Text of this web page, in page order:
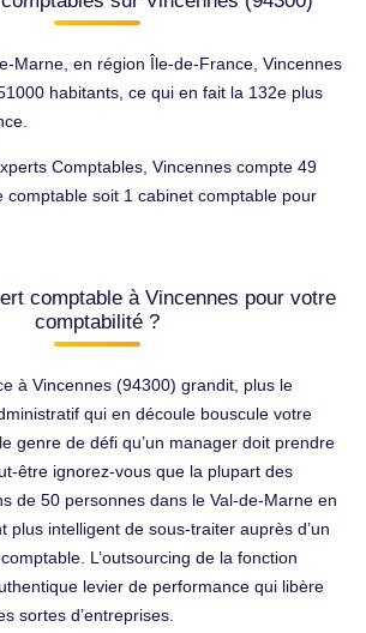
Marne, en région Île-de-France, Vincennes
habitants, ce qui en fait la 132e plus
Comptables, Vincennes compte 49
comptable soit 1 cabinet comptable pour
comptable à Vincennes pour votre
comptabilité ?
à Vincennes (94300) grandit, plus le
qui en découle bouscule votre
genre de défi qu’un manager doit prendre
être ignorez-vous que la plupart des
de 50 personnes dans le Val-de-Marne en
plus intelligent de sous-traiter auprès d’un
L’outsourcing de la fonction
levier de performance qui libère
sortes d’entreprises.